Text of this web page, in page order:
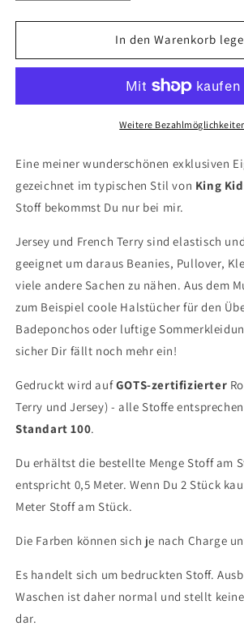
die
Menge
Hi
die
Menge
für
Hi
In den Warenkorb
Weitere
Eine meiner wunderschönen exklusiven
gezeichnet im typischen Stil von King
Stoff bekommst Du nur bei mir.
Jersey und French Terry sind elastisch
geeignet um daraus Beanies, Pullover,
viele andere Sachen zu nähen. Aus dem
zum Beispiel coole Halstücher für den
Badeponchos oder luftige
sicher Dir fällt noch mehr ein!
Gedruckt wird aufGOTS-zertifizierter
Terry und Jersey) - alle Stoffe
Standart 100.
Du erhältst die bestellte Menge Stoff am
entspricht 0,5 Meter. Wenn Du 2 Stück
Meter Stoff am Stück.
Die Farben können sich je nach Charge
Es handelt sich um bedruckten Stoff.
Waschen ist daher normal und stellt
dar.